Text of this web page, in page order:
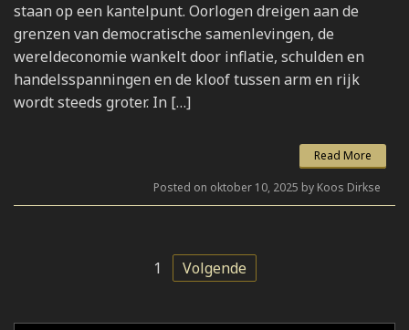
staan op een kantelpunt. Oorlogen dreigen aan de
grenzen van democratische samenlevingen, de
wereldeconomie wankelt door inflatie, schulden en
handelsspanningen en de kloof tussen arm en rijk
wordt steeds groter. In […]
Read More
Posted on oktober 10, 2025 by Koos Dirkse
1 Volgende